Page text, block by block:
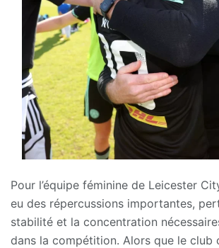
Pour l’équipe féminine de Leicester
eu des répercussions importantes,
stabilité et la concentration
dans la compétition. Alors que le club